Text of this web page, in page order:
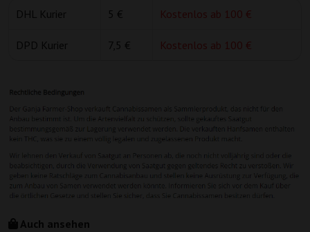
DHL Kurier 5 € Kostenlos ab 100 €
DPD Kurier 7,5 € Kostenlos ab 100 €
Auch ansehen